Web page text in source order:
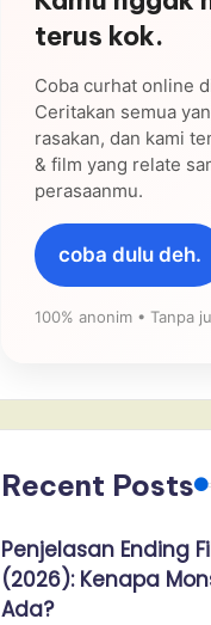
terus kok.
Coba curhat online
Ceritakan semua
rasakan, dan kami
& film yang relate
perasaanmu.
coba dulu deh.
100% anonim • Tanpa
Recent Posts
Penjelasan Ending
(2026): Kenapa
Ada?